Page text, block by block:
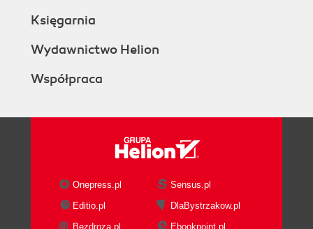
Księgarnia
Wydawnictwo Helion
Współpraca
Onepress.pl
Sensus.pl
Editio.pl
DlaBystrzakow.pl
Bezdroza.pl
Ebookpoint.pl